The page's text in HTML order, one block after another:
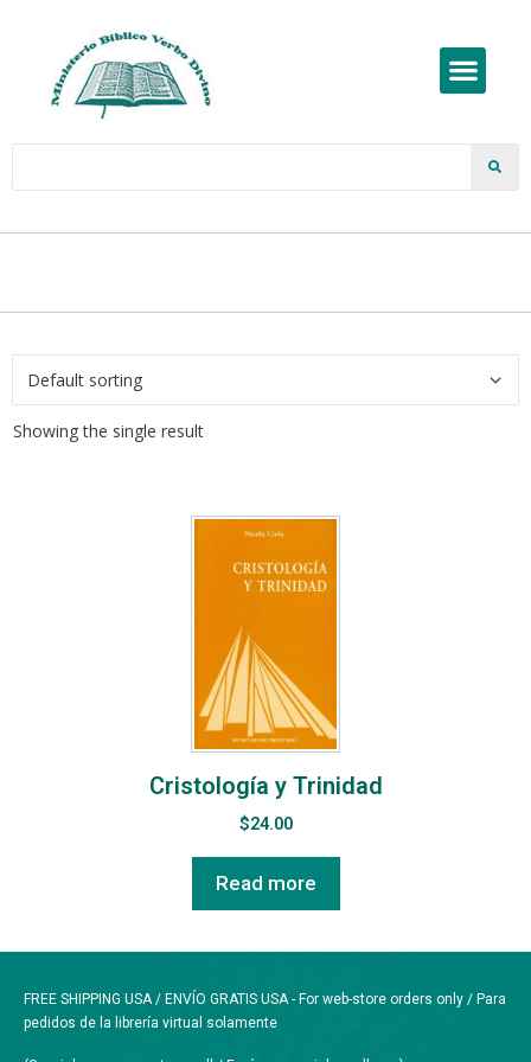
Showing the single result
Cristología y Trinidad
$24.00
Read more
FREE SHIPPING USA / ENVÍO GRATIS USA - For web-store orders only / Para
pedidos de la librería virtual solamente